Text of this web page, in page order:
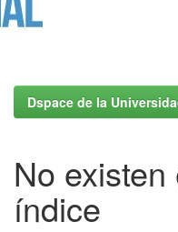
Dspace de la
No
índice